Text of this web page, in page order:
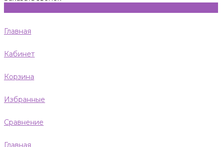
Главная
Кабинет
Корзина
Избранные
Сравнение
Главная